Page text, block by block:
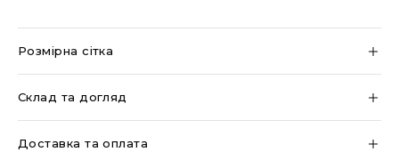
Розмірна сітка
Склад та догляд
Доставка та оплата